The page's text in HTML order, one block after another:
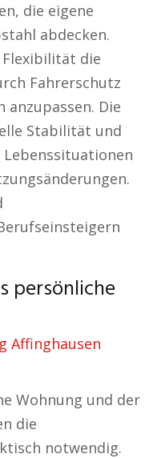
die eigene
abdecken.
die
Fahrerschutz
anzupassen. Die
Stabilität und
persönliche
Affinghausen
Wohnung und der
die
notwendig.